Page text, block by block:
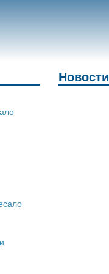
Новости